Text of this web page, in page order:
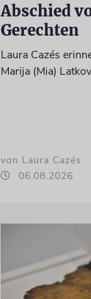
Abschied
Gerechten
Laura Cazés
Marija (Mia)
von Laura Cazés
06.08.2026